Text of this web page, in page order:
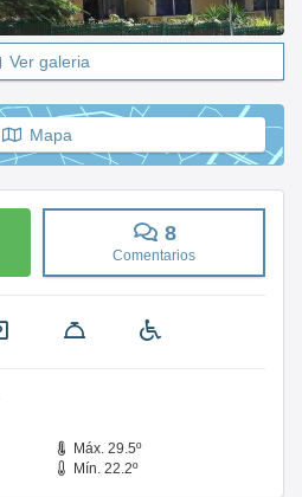
Ver galeria
Mapa
8
Comentarios
Máx. 29.5º
Mín. 22.2º